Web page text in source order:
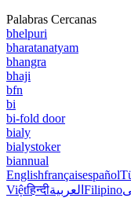
Palabras Cercanas
bhelpuri
bharatanatyam
bhangra
bhaji
bfn
bi
bi-fold door
bialy
bialystoker
biannual
Englishfrançaisespañol
Việtहिन्दीالعربية Filipino